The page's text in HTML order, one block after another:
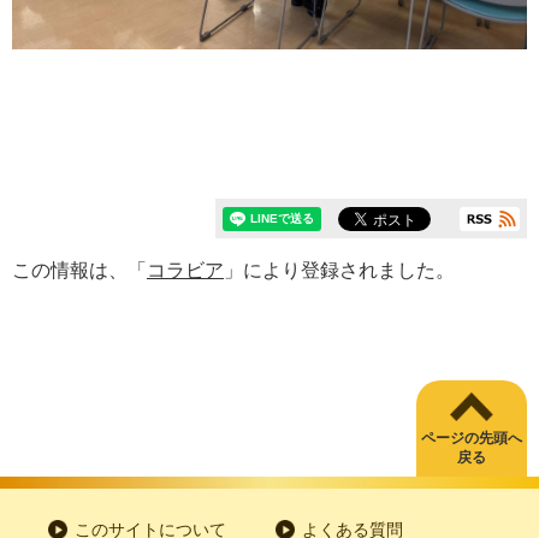
この情報は、「 コラビア 」により登録されました。
ページの先頭へ
戻る
このサイトについて よくある質問